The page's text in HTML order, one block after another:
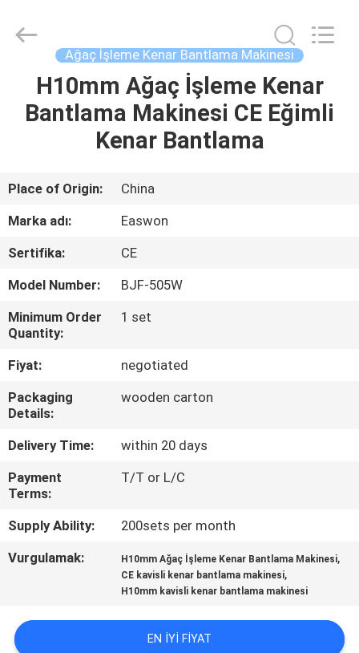
HAKKIMIZDA
FABRIKA
TURU
KALITE
KONTROL
BIZIMLE
ILETIŞIME
GEÇIN
HABERLER
ISTEĞI
Export
Ağaç İşleme Kenar Bantlama Makinesi
H10mm Ağaç İşleme Kenar
Bantlama Makinesi CE Eğimli
Kenar Bantlama
Place of Origin:
China
Marka adı:
Easwon
Sertifika:
CE
Model Number:
BJF-505W
Minimum Order
Quantity:
1 set
Fiyat:
negotiated
Packaging
Details:
wooden carton
Delivery Time:
within 20 days
Payment
Terms:
T/T or L/C
Supply Ability:
200sets per month
Vurgulamak:
H10mm Ağaç İşleme Kenar Bantlama Makinesi,
CE kavisli kenar bantlama makinesi,
H10mm kavisli kenar bantlama makinesi
EN IYI FIYAT